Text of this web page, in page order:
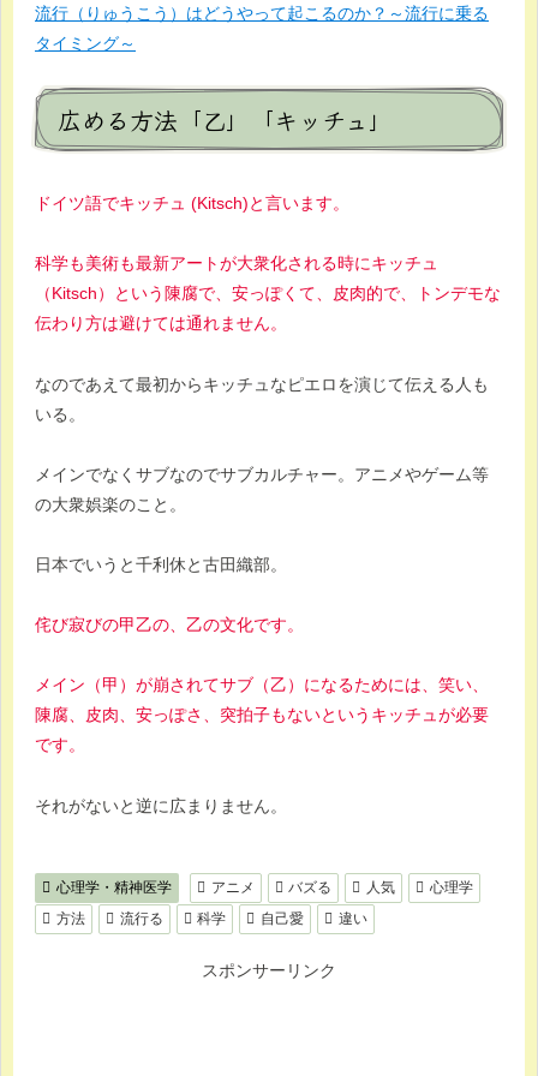
流行（りゅうこう）はどうやって起こるのか？～流行に乗る
タイミング～
広める方法「乙」「キッチュ」
ドイツ語でキッチュ (Kitsch)と言います。
科学も美術も最新アートが大衆化される時にキッチュ
（Kitsch）という陳腐で、安っぽくて、皮肉的で、トンデモな
伝わり方は避けては通れません。
なのであえて最初からキッチュなピエロを演じて伝える人も
いる。
メインでなくサブなのでサブカルチャー。アニメやゲーム等
の大衆娯楽のこと。
日本でいうと千利休と古田織部。
侘び寂びの甲乙の、乙の文化です。
メイン（甲）が崩されてサブ（乙）になるためには、笑い、
陳腐、皮肉、安っぽさ、突拍子もないというキッチュが必要
です。
それがないと逆に広まりません。
心理学・精神医学 アニメ バズる 人気
心理学
方法
流行る 科学 自己愛 違い
スポンサーリンク